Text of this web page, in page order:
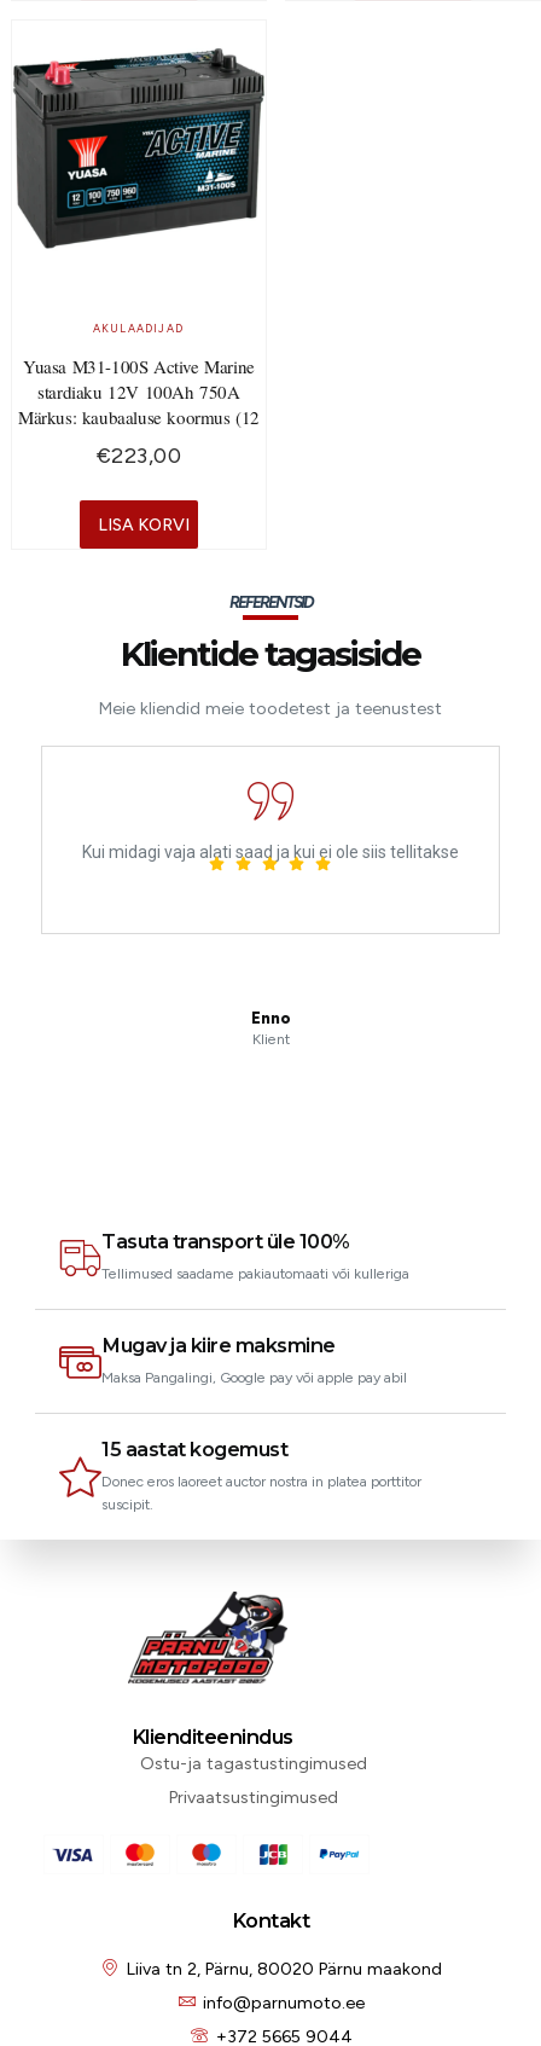
AKULAADIJAD
Yuasa M31-100S Active Marine
stardiaku 12V 100Ah 750A
Märkus: kaubaaluse koormus (12
€223,00
LISA KORVI
REFERENTSID
Klientide tagasiside
Meie kliendid meie toodetest ja teenustest
Enno
Klient
Kui midagi vaja alati saad ja kui ei ole siis tellitakse
Tasuta transport üle 100%
Tellimused saadame pakiautomaati või kulleriga
Mugav ja kiire maksmine
Maksa Pangalingi, Google pay või apple pay abil
15 aastat kogemust
Donec eros laoreet auctor nostra in platea porttitor
suscipit.
Klienditeenindus
Ostu-ja tagastustingimused
Privaatsustingimused
Kontakt
Liiva tn 2, Pärnu, 80020 Pärnu maakond
info@parnumoto.ee
+372 5665 9044